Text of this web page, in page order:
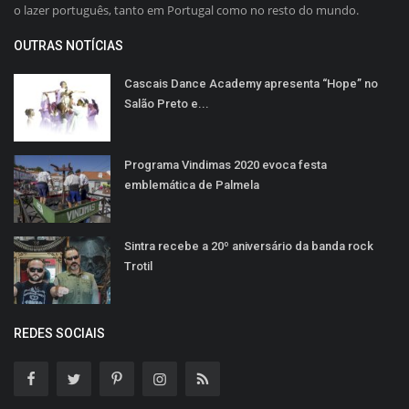
o lazer português, tanto em Portugal como no resto do mundo.
OUTRAS NOTÍCIAS
Cascais Dance Academy apresenta “Hope” no
Salão Preto e...
Programa Vindimas 2020 evoca festa
emblemática de Palmela
Sintra recebe a 20º aniversário da banda rock
Trotil
REDES SOCIAIS